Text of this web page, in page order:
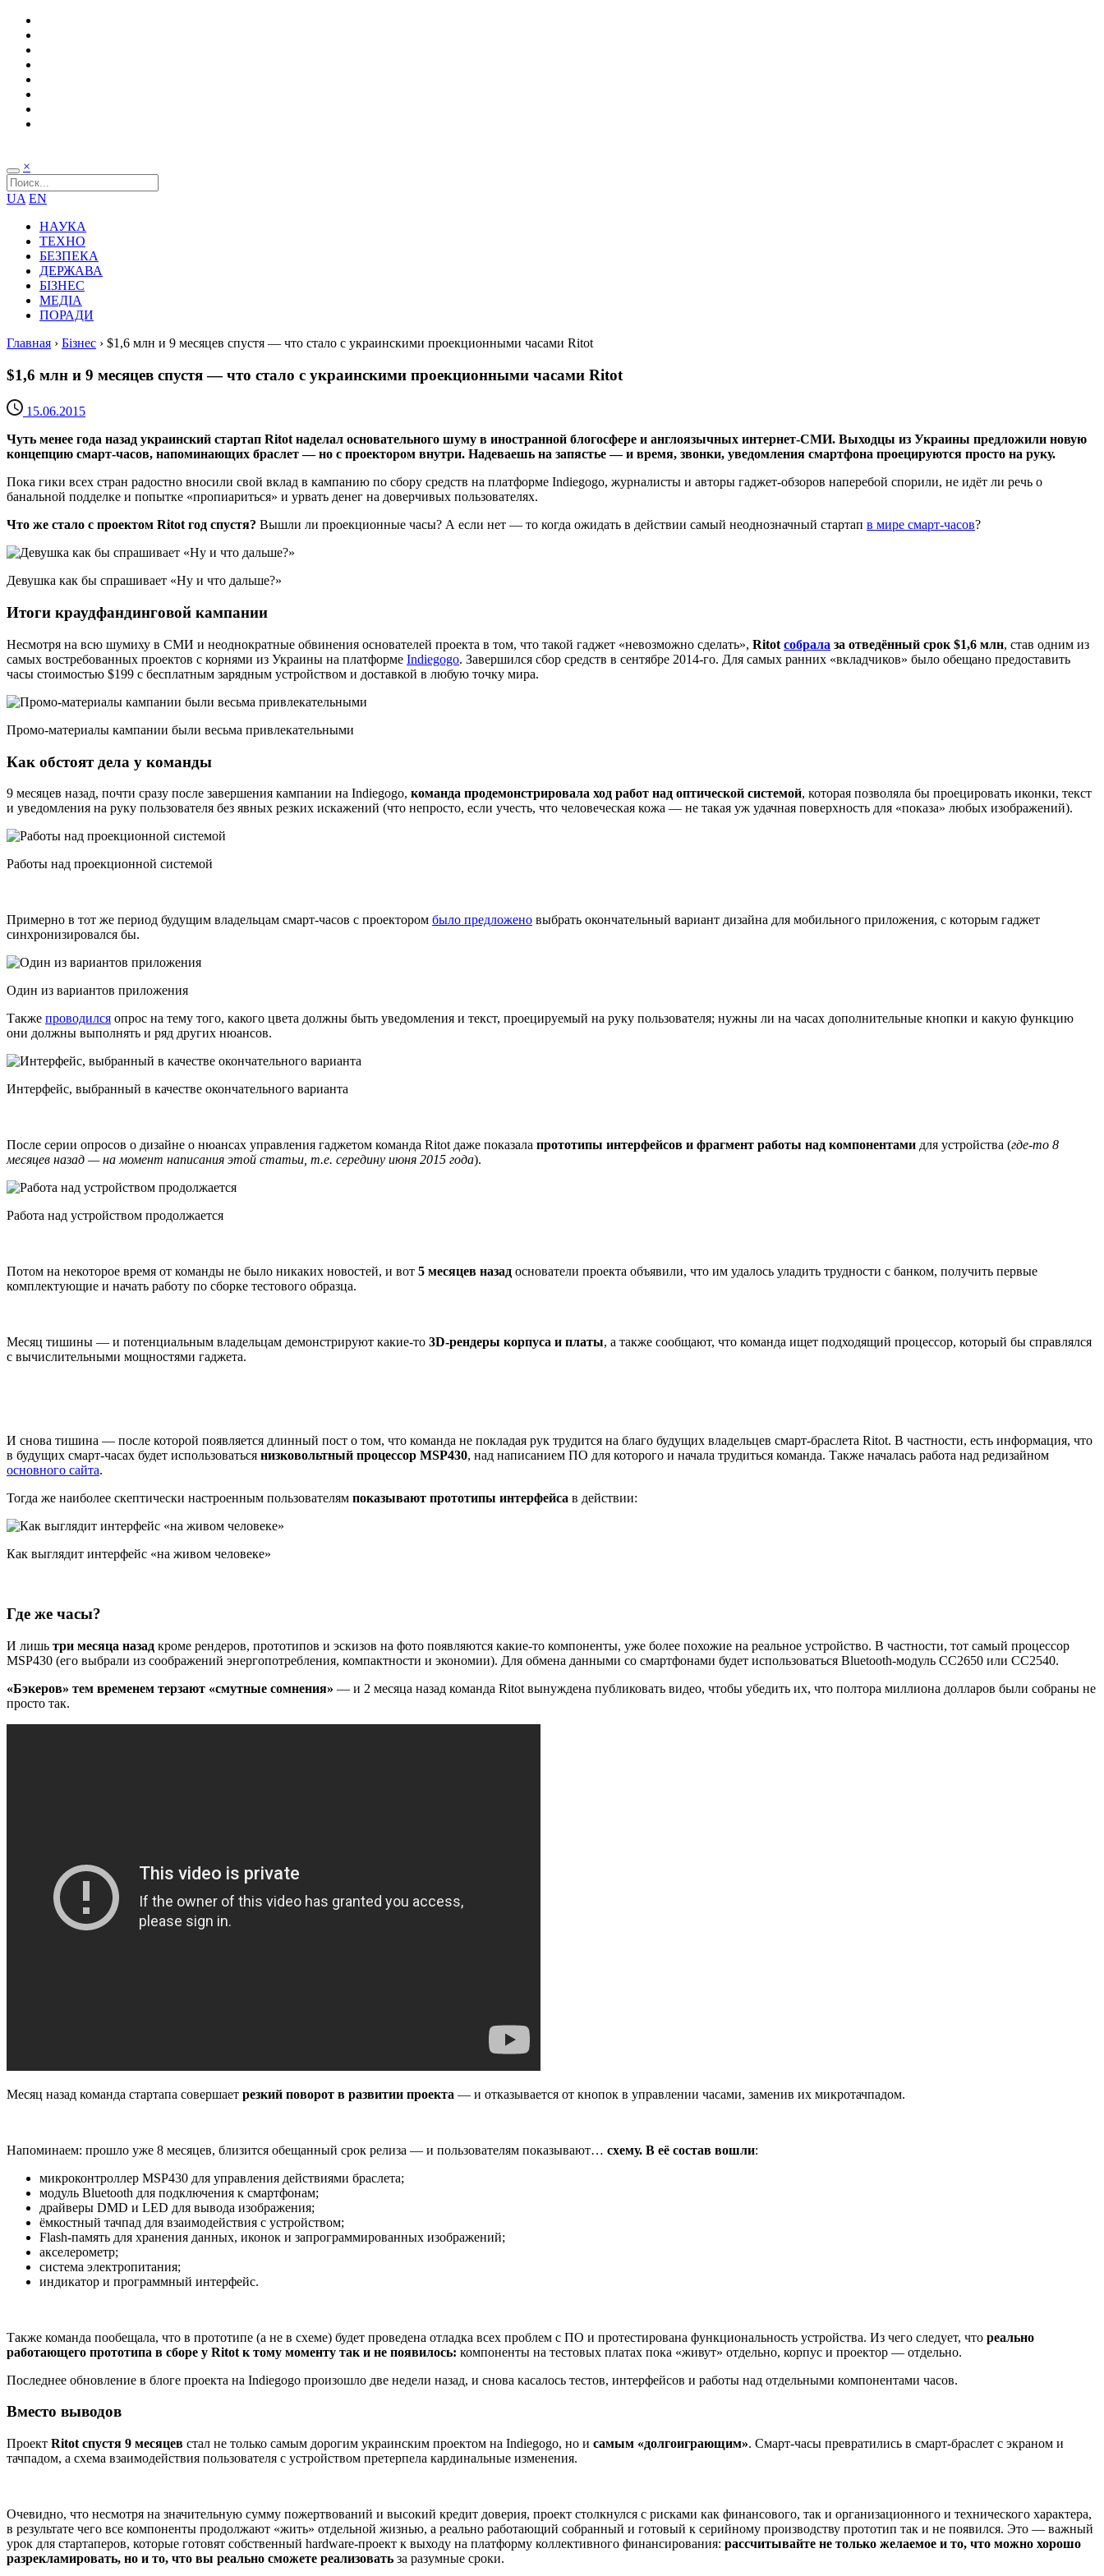
×
UA EN
НАУКА
ТЕХНО
БЕЗПЕКА
ДЕРЖАВА
БІЗНЕС
МЕДІА
ПОРАДИ
Главная › Бізнес › $1,6 млн и 9 месяцев спустя — что стало с украинскими проекционными часами Ritot
$1,6 млн и 9 месяцев спустя — что стало с украинскими проекционными часами Ritot
15.06.2015
Чуть менее года назад украинский стартап Ritot наделал основательного шуму в иностранной блогосфере и англоязычных интернет-СМИ. Выходцы из Украины предложили новую
концепцию смарт-часов, напоминающих браслет — но с проектором внутри. Надеваешь на запястье — и время, звонки, уведомления смартфона проецируются просто на руку.
Пока гики всех стран радостно вносили свой вклад в кампанию по сбору средств на платформе Indiegogo, журналисты и авторы гаджет-обзоров наперебой спорили, не идёт ли речь о
банальной подделке и попытке «пропиариться» и урвать денег на доверчивых пользователях.
Что же стало с проектом Ritot год спустя? Вышли ли проекционные часы? А если нет — то когда ожидать в действии самый неоднозначный стартап в мире смарт-часов?
Девушка как бы спрашивает «Ну и что дальше?»
Итоги краудфандинговой кампании
Несмотря на всю шумиху в СМИ и неоднократные обвинения основателей проекта в том, что такой гаджет «невозможно сделать», Ritot собрала за отведённый срок $1,6 млн, став одним из
самых востребованных проектов с корнями из Украины на платформе Indiegogo. Завершился сбор средств в сентябре 2014-го. Для самых ранних «вкладчиков» было обещано предоставить
часы стоимостью $199 с бесплатным зарядным устройством и доставкой в любую точку мира.
Промо-материалы кампании были весьма привлекательными
Как обстоят дела у команды
9 месяцев назад, почти сразу после завершения кампании на Indiegogo, команда продемонстрировала ход работ над оптической системой, которая позволяла бы проецировать иконки, текст
и уведомления на руку пользователя без явных резких искажений (что непросто, если учесть, что человеческая кожа — не такая уж удачная поверхность для «показа» любых изображений).
Работы над проекционной системой
Примерно в тот же период будущим владельцам смарт-часов с проектором было предложено выбрать окончательный вариант дизайна для мобильного приложения, с которым гаджет
синхронизировался бы.
Один из вариантов приложения
Также проводился опрос на тему того, какого цвета должны быть уведомления и текст, проецируемый на руку пользователя; нужны ли на часах дополнительные кнопки и какую функцию
они должны выполнять и ряд других нюансов.
Интерфейс, выбранный в качестве окончательного варианта
После серии опросов о дизайне о нюансах управления гаджетом команда Ritot даже показала прототипы интерфейсов и фрагмент работы над компонентами для устройства (где-то 8
месяцев назад — на момент написания этой статьи, т.е. середину июня 2015 года).
Работа над устройством продолжается
Потом на некоторое время от команды не было никаких новостей, и вот 5 месяцев назад основатели проекта объявили, что им удалось уладить трудности с банком, получить первые
комплектующие и начать работу по сборке тестового образца.
Месяц тишины — и потенциальным владельцам демонстрируют какие-то 3D-рендеры корпуса и платы, а также сообщают, что команда ищет подходящий процессор, который бы справлялся
с вычислительными мощностями гаджета.
И снова тишина — после которой появляется длинный пост о том, что команда не покладая рук трудится на благо будущих владельцев смарт-браслета Ritot. В частности, есть информация, что
в будущих смарт-часах будет использоваться низковольтный процессор MSP430, над написанием ПО для которого и начала трудиться команда. Также началась работа над редизайном
основного сайта.
Тогда же наиболее скептически настроенным пользователям показывают прототипы интерфейса в действии:
Как выглядит интерфейс «на живом человеке»
Где же часы?
И лишь три месяца назад кроме рендеров, прототипов и эскизов на фото появляются какие-то компоненты, уже более похожие на реальное устройство. В частности, тот самый процессор
MSP430 (его выбрали из соображений энергопотребления, компактности и экономии). Для обмена данными со смартфонами будет использоваться Bluetooth-модуль CC2650 или CC2540.
«Бэкеров» тем временем терзают «смутные сомнения» — и 2 месяца назад команда Ritot вынуждена публиковать видео, чтобы убедить их, что полтора миллиона долларов были собраны не
просто так.
Месяц назад команда стартапа совершает резкий поворот в развитии проекта — и отказывается от кнопок в управлении часами, заменив их микротачпадом.
Напоминаем: прошло уже 8 месяцев, близится обещанный срок релиза — и пользователям показывают… схему. В её состав вошли:
микроконтроллер MSP430 для управления действиями браслета;
модуль Bluetooth для подключения к смартфонам;
драйверы DMD и LED для вывода изображения;
ёмкостный тачпад для взаимодействия с устройством;
Flash-память для хранения данных, иконок и запрограммированных изображений;
акселерометр;
система электропитания;
индикатор и программный интерфейс.
Также команда пообещала, что в прототипе (а не в схеме) будет проведена отладка всех проблем с ПО и протестирована функциональность устройства. Из чего следует, что реально
работающего прототипа в сборе у Ritot к тому моменту так и не появилось: компоненты на тестовых платах пока «живут» отдельно, корпус и проектор — отдельно.
Последнее обновление в блоге проекта на Indiegogo произошло две недели назад, и снова касалось тестов, интерфейсов и работы над отдельными компонентами часов.
Вместо выводов
Проект Ritot спустя 9 месяцев стал не только самым дорогим украинским проектом на Indiegogo, но и самым «долгоиграющим». Смарт-часы превратились в смарт-браслет с экраном и
тачпадом, а схема взаимодействия пользователя с устройством претерпела кардинальные изменения.
Очевидно, что несмотря на значительную сумму пожертвований и высокий кредит доверия, проект столкнулся с рисками как финансового, так и организационного и технического характера,
в результате чего все компоненты продолжают «жить» отдельной жизнью, а реально работающий собранный и готовый к серийному производству прототип так и не появился. Это — важный
урок для стартаперов, которые готовят собственный hardware-проект к выходу на платформу коллективного финансирования: рассчитывайте не только желаемое и то, что можно хорошо
разрекламировать, но и то, что вы реально сможете реализовать за разумные сроки.